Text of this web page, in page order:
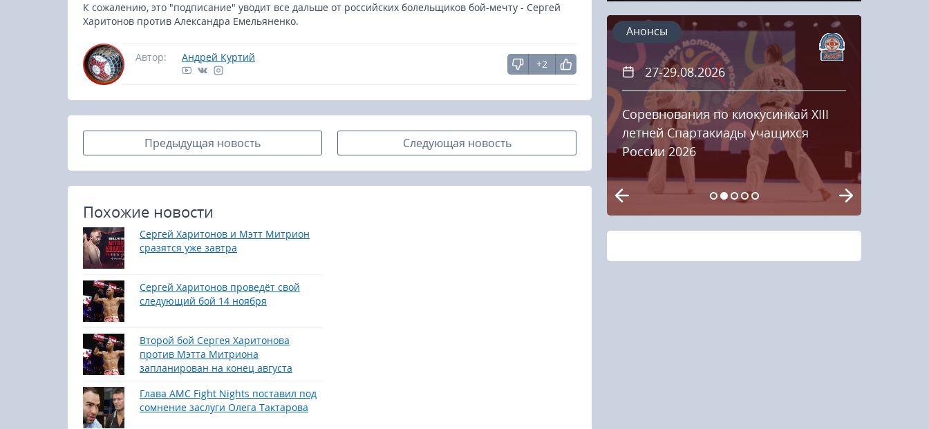
К сожалению, это "подписание" уводит все дальше от российских болельщиков бой-мечту - Сергей
Харитонов против Александра Емельяненко.
Автор: Андрей Куртий
+2
Предыдущая новость Следующая новость
Похожие новости
Сергей Харитонов и Мэтт Митрион
сразятся уже завтра
Сергей Харитонов проведёт свой
следующий бой 14 ноября
Второй бой Сергея Харитонова
против Мэтта Митриона
запланирован на конец августа
Глава AMC Fight Nights поставил под
сомнение заслуги Олега Тактарова
23-25.10.2026
Spanish Autumn Camp 2026 RCC Kyokushin Fight 5
27-29.08.2026
Соревнования по киокусинкай XIII
летней Спартакиады учащихся
России 2026
Анонсы